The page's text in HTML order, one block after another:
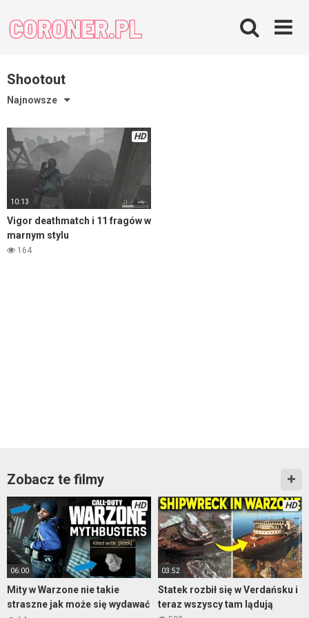
content
Shootout
Najnowsze
HD
10:13
Vigor deathmatch i 11 fragów w
marnym stylu
164
Zobacz te filmy
HD
06:00
Mity w Warzone nie takie
straszne jak może się wydawać
HD
03:52
Statek rozbił się w Verdańsku i
teraz wszyscy tam lądują